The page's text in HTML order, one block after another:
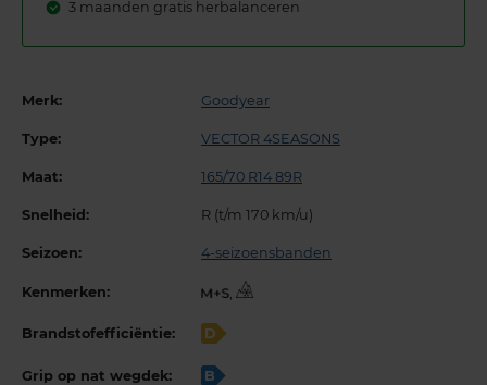
3 maanden gratis herbalanceren
Merk: Goodyear
Type: VECTOR 4SEASONS
Maat: 165/70 R14 89R
Snelheid: R (t/m 170 km/u)
Seizoen: 4-seizoensbanden
Kenmerken: ,
Brandstofefficiëntie: D
Grip op nat wegdek: B